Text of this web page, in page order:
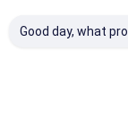
Good day, what